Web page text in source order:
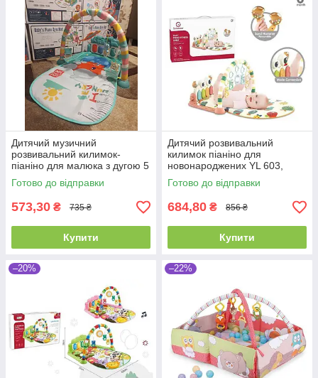
Дитячий музичний
розвивальний килимок-
піаніно для малюка з дугою 5
іграшок, Бірюза
Готово до відправки
573,30 ₴ 735 ₴
Купити
Дитячий розвивальний
килимок піаніно для
новонароджених YL 603,
музичний, з підсвіткою, 5
іграшок
Готово до відправки
684,80 ₴ 856 ₴
Купити
–20% –22%